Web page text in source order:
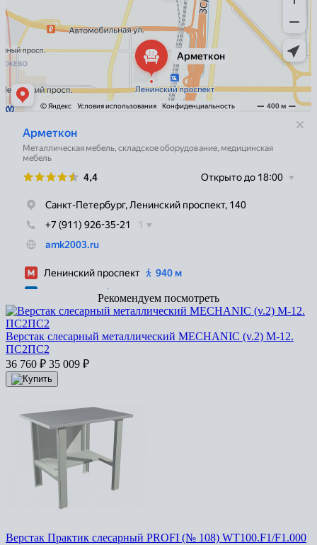
Рекомендуем посмотреть
Верстак слесарный металлический MECHANIC (v.2) М-12.
ПС2ПС2
36 760 ₽ 35 009 ₽
Верстак Практик слесарный PROFI (№ 108) WT100.F1/F1.000